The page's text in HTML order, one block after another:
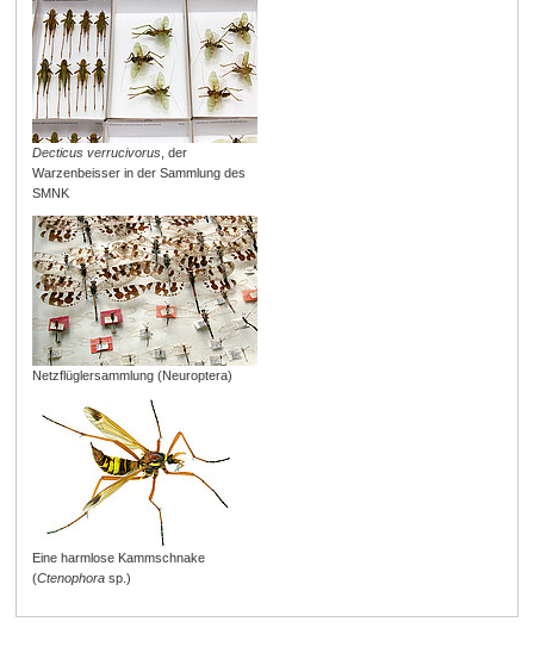
Decticus verrucivorus, der
Warzenbeisser in der Sammlung des
SMNK
Netzflüglersammlung (Neuroptera)
Eine harmlose Kammschnake
(Ctenophorasp.)